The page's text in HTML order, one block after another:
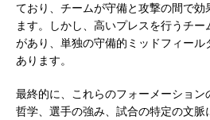
ており、チームが守備と攻撃の間で効
ます。しかし、高いプレスを行うチ
があり、単独の守備的ミッドフィー
あります。
最終的に、これらのフォーメーショ
哲学、選手の強み、試合の特定の文脈